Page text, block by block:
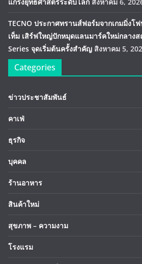
แกร่งยุทธศาสตร์ระดับโลก สิงหาคม 6,
TECNO ประกาศทรานส์ฟอร์มจากเกมมิ่ง
เท็ม เสิร์ฟใหญ่ปักหมุดแลนมาร์คใหม่กลางส
Series จุดเริ่มต้นครั้งสำคัญ สิงหาคม 5,
Categories
ข่าวประชาสัมพันธ์
คาเฟ่
ธุรกิจ
บุคคล
ร้านอาหาร
สินค้าใหม่
สุขภาพ – ความงาม
โรงแรม